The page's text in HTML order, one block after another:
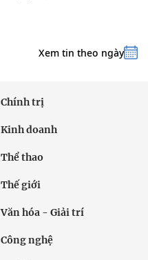
Xem tin theo ngày
Chính trị
Kinh doanh
Thể thao
Thế giới
Văn hóa - Giải trí
Công nghệ